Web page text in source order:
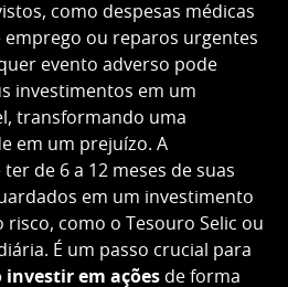
como despesas médicas
emprego ou reparos urgentes
evento adverso pode
investimentos em um
transformando uma
em um prejuízo. A
de 6 a 12 meses de suas
em um investimento
risco, como o Tesouro Selic ou
É um passo crucial para
investir em ações de forma